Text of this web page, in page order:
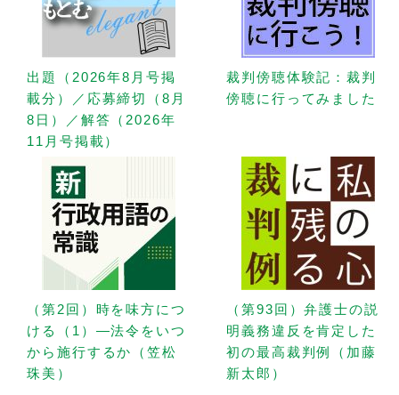
出題（2026年8月号掲
載分）／応募締切（8月
8日）／解答（2026年
11月号掲載）
裁判傍聴体験記：裁判
傍聴に行ってみました
（第2回）時を味方につ
ける（1）—法令をいつ
から施行するか（笠松
珠美）
（第93回）弁護士の説
明義務違反を肯定した
初の最高裁判例（加藤
新太郎）